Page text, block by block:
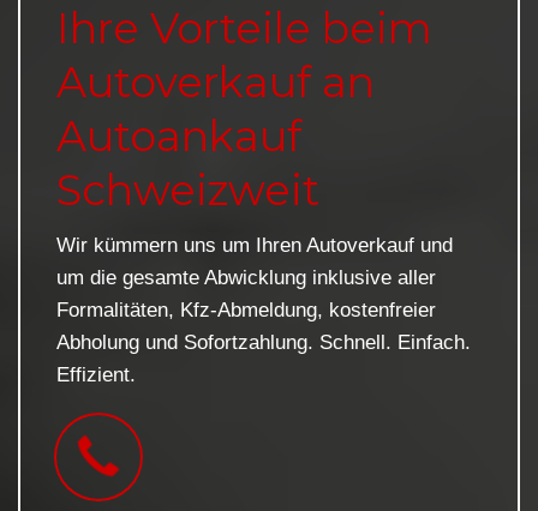
Ihre Vorteile beim
Autoverkauf an
Autoankauf
Schweizweit
Wir kümmern uns um Ihren Autoverkauf und
um die gesamte Abwicklung inklusive aller
Formalitäten, Kfz-Abmeldung, kostenfreier
Abholung und Sofortzahlung. Schnell. Einfach.
Effizient.